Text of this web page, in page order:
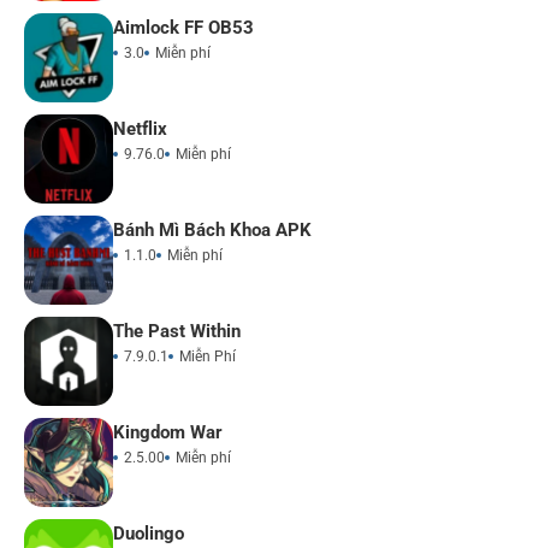
Aimlock FF OB53
3.0 Miễn phí
Netflix
9.76.0 Miễn phí
Bánh Mì Bách Khoa APK
1.1.0 Miễn phí
The Past Within
7.9.0.1 Miễn Phí
Kingdom War
2.5.00 Miễn phí
Duolingo